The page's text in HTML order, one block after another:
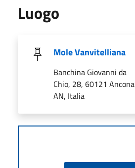
Luogo
Mole Vanvitelliana
Banchina Giovanni da
Chio, 28, 60121 Ancona
AN, Italia